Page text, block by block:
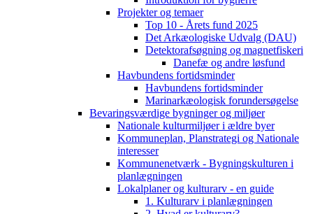
Projekter og temaer
Top 10 - Årets fund 2025
Det Arkæologiske Udvalg (DAU)
Detektorafsøgning og magnetfiskeri
Danefæ og andre løsfund
Havbundens fortidsminder
Havbundens fortidsminder
Marinarkæologisk forundersøgelse
Bevaringsværdige bygninger og miljøer
Nationale kulturmiljøer i ældre byer
Kommuneplan, Planstrategi og Nationale
interesser
Kommunenetværk - Bygningskulturen i
planlægningen
Lokalplaner og kulturarv - en guide
1. Kulturarv i planlægningen